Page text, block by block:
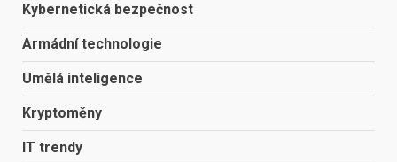
Kybernetická bezpečnost
Armádní technologie
Umělá inteligence
Kryptoměny
IT trendy